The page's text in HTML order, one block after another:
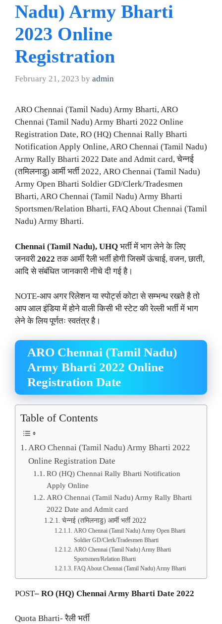
Nadu) Army Bharti
2023 Online
Registration
February 21, 2023 by admin
ARO Chennai (Tamil Nadu) Army Bharti, ARO
Chennai (Tamil Nadu) Army Bharti 2022 Online
Registration Date, RO (HQ) Chennai Rally Bharti
Notification Apply Online, ARO Chennai (Tamil Nadu)
Army Rally Bharti 2022 Date and Admit card, चेन्नई
(तमिलनाडु) आर्मी भर्ती 2022, ARO Chennai (Tamil Nadu)
Army Open Bharti Soldier GD/Clerk/Tradesmen
Bharti, ARO Chennai (Tamil Nadu) Army Bharti
Sportsmen/Relation Bharti, FAQ About Chennai (Tamil
Nadu) Army Bharti.
Chennai (Tamil Nadu), UHQ भर्ती में भाग लेने के लिए
जनवरी 2022 तक आर्मी रैली भर्ती होगी जिसमें ऊंचाई, वजन, छाती,
आदि से संबंधित जानकारी नीचे दी गई है।
NOTE-आप अगर रिलेशन या स्पोर्ट्स कोटा से सम्भन्ध रखते है तो
आप आल इंडिया में होने वाली किसी भी स्टेट की रेल्ली भर्ती में भाग
लेने के लिय पूर्णतः स्वतंत्र है।
ARO Chennai (Tamil Nadu)
Army Bharti 2022 Online
Registration Date
Table of Contents
ARO Chennai (Tamil Nadu) Army Bharti 2022
Online Registration Date
RO (HQ) Chennai Rally Bharti Notification
Apply Online
ARO Chennai (Tamil Nadu) Army Rally Bharti
2022 Date and Admit card
चेन्नई (तमिलनाडु) आर्मी भर्ती 2022
ARO Chennai (Tamil Nadu) Army Open Bharti
Soldier GD/Clerk/Tradesmen Bharti
ARO Chennai (Tamil Nadu) Army Bharti
Sportsmen/Relation Bharti
FAQ About Chennai (Tamil Nadu) Army Bharti
POST– RO (HQ) Chennai Army Bharti Date 2022
Quota Bharti- रैली भर्ती